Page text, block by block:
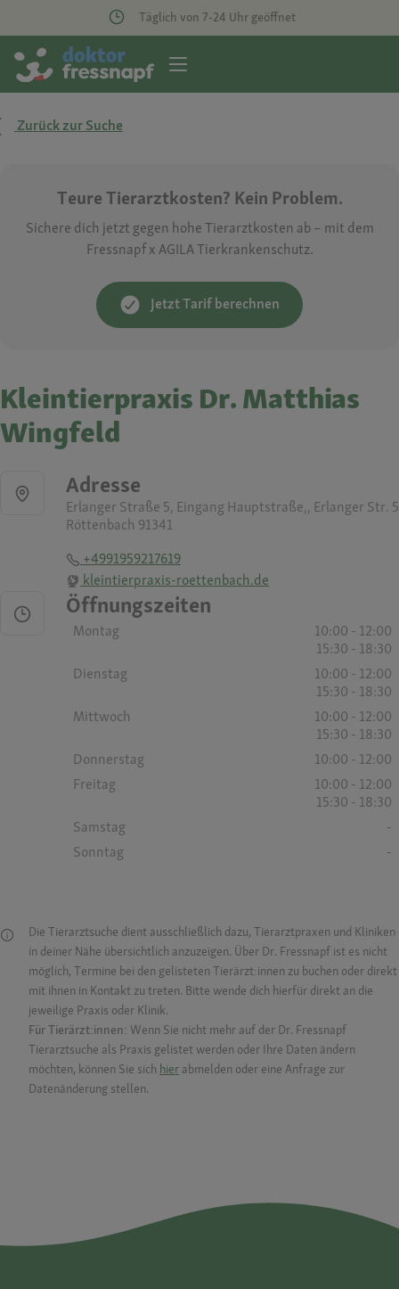
Täglich von 7-24 Uhr geöffnet
Zurück zur Suche
Teure Tierarztkosten? Kein Problem.
Sichere dich jetzt gegen hohe Tierarztkosten ab – mit dem
Fressnapf x AGILA Tierkrankenschutz.
Jetzt Tarif berechnen
Kleintierpraxis Dr. Matthias
Wingfeld
Adresse
Erlanger Straße 5, Eingang Hauptstraße,, Erlanger Str. 5
Röttenbach 91341
+4991959217619
kleintierpraxis-roettenbach.de
Öffnungszeiten
Montag
10:00 - 12:00
15:30 - 18:30
Dienstag
10:00 - 12:00
15:30 - 18:30
Mittwoch
10:00 - 12:00
15:30 - 18:30
Donnerstag
10:00 - 12:00
Freitag
10:00 - 12:00
15:30 - 18:30
Samstag
-
Sonntag
-
Die Tierarztsuche dient ausschließlich dazu, Tierarztpraxen und Kliniken
in deiner Nähe übersichtlich anzuzeigen. Über Dr. Fressnapf ist es nicht
möglich, Termine bei den gelisteten Tierärzt:innen zu buchen oder direkt
mit ihnen in Kontakt zu treten. Bitte wende dich hierfür direkt an die
jeweilige Praxis oder Klinik.
Für Tierärzt:innen: Wenn Sie nicht mehr auf der Dr. Fressnapf
Tierarztsuche als Praxis gelistet werden oder Ihre Daten ändern
möchten, können Sie sich hier abmelden oder eine Anfrage zur
Datenänderung stellen.